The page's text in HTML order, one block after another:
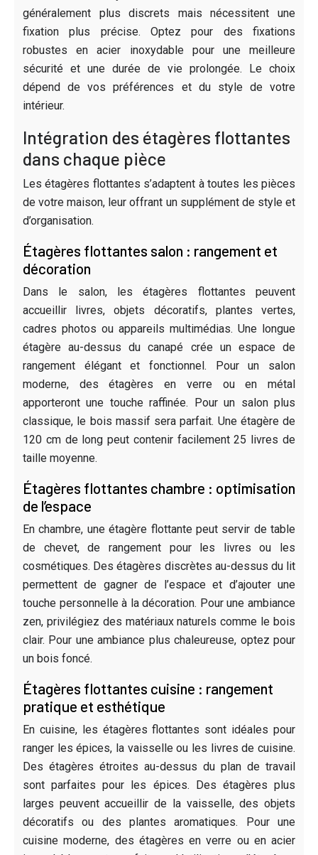
généralement plus discrets mais nécessitent une
fixation plus précise. Optez pour des fixations
robustes en acier inoxydable pour une meilleure
sécurité et une durée de vie prolongée. Le choix
dépend de vos préférences et du style de votre
intérieur.
Intégration des étagères flottantes
dans chaque pièce
Les étagères flottantes s’adaptent à toutes les pièces
de votre maison, leur offrant un supplément de style et
d’organisation.
Étagères flottantes salon : rangement et
décoration
Dans le salon, les étagères flottantes peuvent
accueillir livres, objets décoratifs, plantes vertes,
cadres photos ou appareils multimédias. Une longue
étagère au-dessus du canapé crée un espace de
rangement élégant et fonctionnel. Pour un salon
moderne, des étagères en verre ou en métal
apporteront une touche raffinée. Pour un salon plus
classique, le bois massif sera parfait. Une étagère de
120 cm de long peut contenir facilement 25 livres de
taille moyenne.
Étagères flottantes chambre : optimisation
de l’espace
En chambre, une étagère flottante peut servir de table
de chevet, de rangement pour les livres ou les
cosmétiques. Des étagères discrètes au-dessus du lit
permettent de gagner de l’espace et d’ajouter une
touche personnelle à la décoration. Pour une ambiance
zen, privilégiez des matériaux naturels comme le bois
clair. Pour une ambiance plus chaleureuse, optez pour
un bois foncé.
Étagères flottantes cuisine : rangement
pratique et esthétique
En cuisine, les étagères flottantes sont idéales pour
ranger les épices, la vaisselle ou les livres de cuisine.
Des étagères étroites au-dessus du plan de travail
sont parfaites pour les épices. Des étagères plus
larges peuvent accueillir de la vaisselle, des objets
décoratifs ou des plantes aromatiques. Pour une
cuisine moderne, des étagères en verre ou en acier